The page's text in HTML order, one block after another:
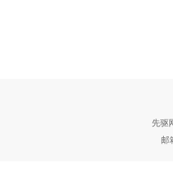
先驱
邮